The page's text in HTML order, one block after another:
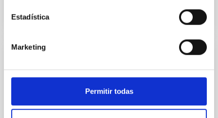
Estadística
Marketing
Permitir todas
IAC 2021 International Scholarships
Becas Internacionales para Licenciados y/o